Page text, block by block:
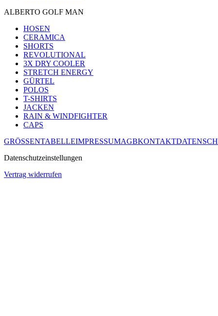
ALBERTO GOLF MAN
HOSEN
CERAMICA
SHORTS
REVOLUTIONAL
3X DRY COOLER
STRETCH ENERGY
GÜRTEL
POLOS
T-SHIRTS
JACKEN
RAIN & WINDFIGHTER
CAPS
GRÖSSENTABELLEIMPRESSUMAGBKONTAKT
Datenschutzeinstellungen
Vertrag widerrufen